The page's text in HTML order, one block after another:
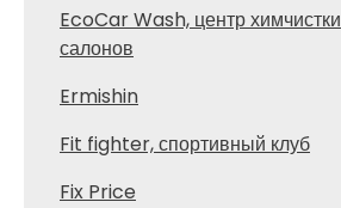
EcoCar Wash, центр химчистки
салонов
Ermishin
Fit fighter, спортивный клуб
Fix Price